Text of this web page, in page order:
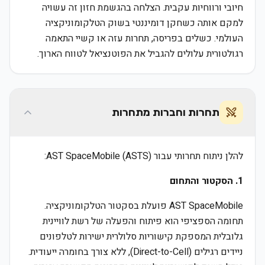
חיובי ורווחיות עקבית. הצלחה בהגשמת חזון זה עשויה
למקם אותה כשחקן דומיננטי בשוק הטלקומוניקציה
העולמי. כשלים בפריסה, תחרות עזה או קשיי התאמה
רגולטורית עלולים להגביל את הפוטנציאל לטווח הארוך.
תחרות וחברות מתחרות
להלן ניתוח תחרותי עבור AST SpaceMobile (ASTS):
1. הסקטור והתחום
AST SpaceMobile פועלת בסקטור הטלקומוניקציה.
תחומה הספציפי הוא פיתוח והפעלה של רשת לוויינית
גלובלית המספקת קישוריות סלולרית ישירות לטלפונים
ניידים רגילים (Direct-to-Cell), ללא צורך בחומרה ייעודית.